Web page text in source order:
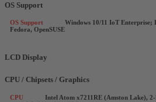
OS Support
OS Support
Windows 10/11 IoT
Fedora, OpenSUSE
LCD Display
CPU / Chipsets / Graphics
CPU
Intel Atom x7211RE (Amston Lake),